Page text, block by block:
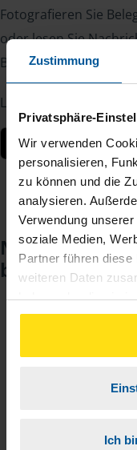
Zustimmung
Privatsphäre-
Wir verwenden
personalisieren,
zu können und die
analysieren.
Verwendung
soziale Medien,
Partner führen
weiteren Daten
haben oder die sie
gesammelt haben.
können Sie der
unserer➔
Ich
Fotografieren Sie
oder lesen Sie
Berater – jederzeit
Laden Sie die App
Noch keinen
beantragen
Sie teilen mir
Sie